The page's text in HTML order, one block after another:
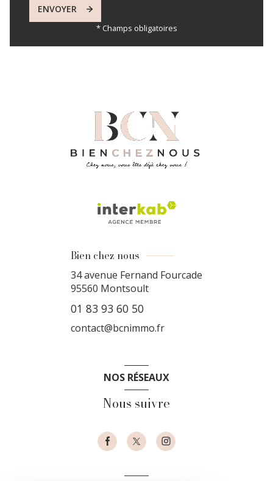
ENVOYER
* Champs obligatoires
Bien chez nous
34 avenue Fernand Fourcade
95560 Montsoult
01 83 93 60 50
contact@bcnimmo.fr
NOS RÉSEAUX
Nous suivre